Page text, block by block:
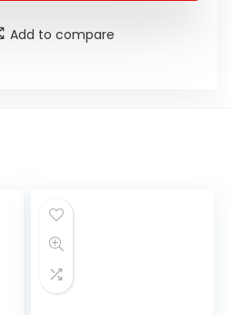
Add to compare